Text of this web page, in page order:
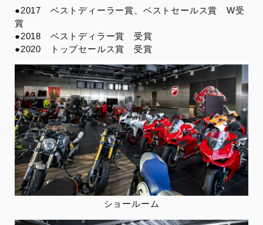
●2017 ベストディーラー賞、ベストセールス賞 W受
賞
●2018 ベストディラー賞 受賞
●2020 トップセールス賞 受賞
ショールーム